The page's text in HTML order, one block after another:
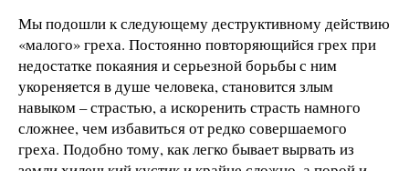
Мы подошли к следующему деструктивному действию
«малого» греха. Постоянно повторяющийся грех при
недостатке покаяния и серьезной борьбы с ним
укореняется в душе человека, становится злым
навыком – страстью, а искоренить страсть намного
сложнее, чем избавиться от редко совершаемого
греха. Подобно тому, как легко бывает вырвать из